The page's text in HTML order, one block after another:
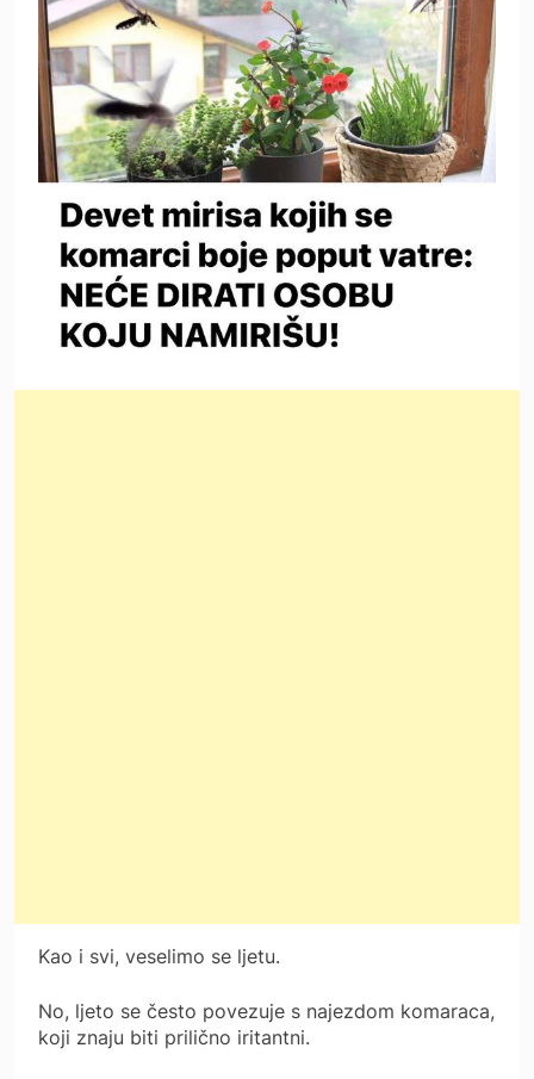
Kao i svi, veselimo se ljetu.
No, ljeto se često povezuje s najezdom komaraca,
koji znaju biti prilično iritantni.